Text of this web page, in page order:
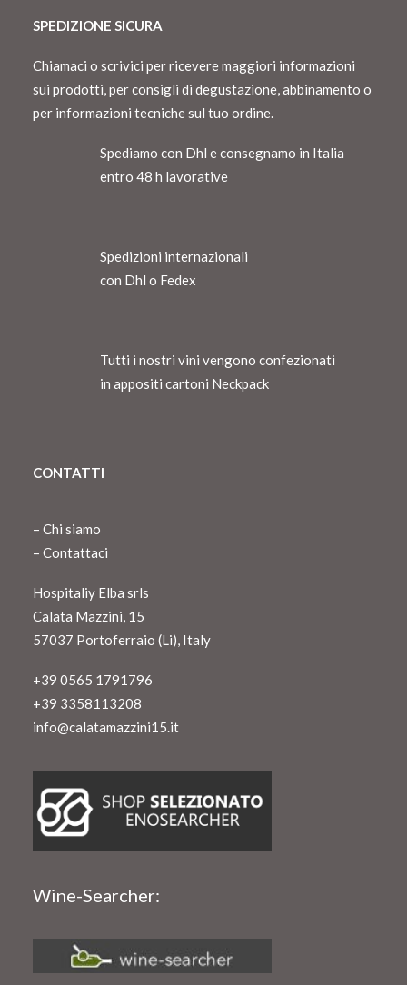
SPEDIZIONE SICURA
Chiamaci o scrivici per ricevere maggiori informazioni
sui prodotti, per consigli di degustazione, abbinamento o
per informazioni tecniche sul tuo ordine.
Spediamo con Dhl e consegnamo in Italia
entro 48 h lavorative
Spedizioni internazionali
con Dhl o Fedex
Tutti i nostri vini vengono confezionati
in appositi cartoni Neckpack
CONTATTI
– Chi siamo
– Contattaci
Hospitaliy Elba srls
Calata Mazzini, 15
57037 Portoferraio (Li), Italy
+39 0565 1791796
+39 3358113208
info@calatamazzini15.it
Wine-Searcher: